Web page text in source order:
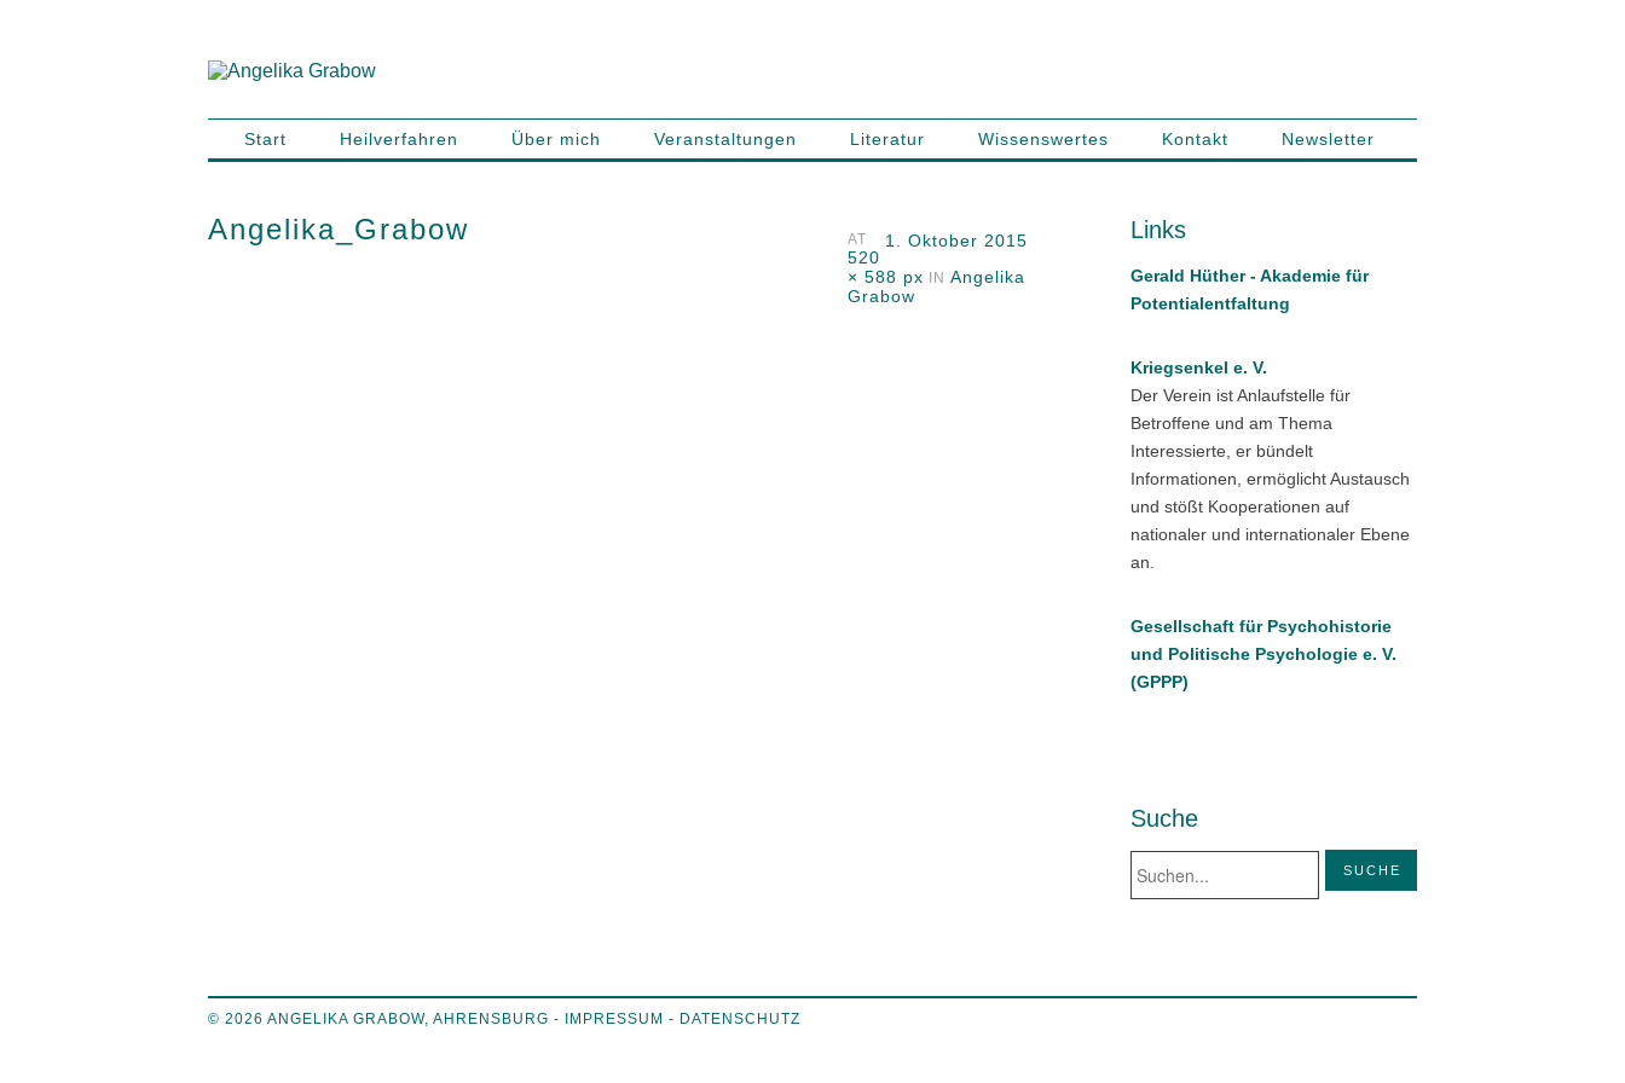
Start Heilverfahren Über mich Veranstaltungen Literatur Wissenswertes Kontakt Newsletter
1. Oktober 2015
AT
520
× 588 px IN Angelika
Grabow
Angelika_Grabow Links
Gerald Hüther - Akademie für
Potentialentfaltung
Kriegsenkel e. V.
Der Verein ist Anlaufstelle für
Betroffene und am Thema
Interessierte, er bündelt
Informationen, ermöglicht Austausch
und stößt Kooperationen auf
nationaler und internationaler Ebene
an.
Gesellschaft für Psychohistorie
und Politische Psychologie e. V.
(GPPP)
Suche
© 2026 ANGELIKA GRABOW, AHRENSBURG - IMPRESSUM - DATENSCHUTZ